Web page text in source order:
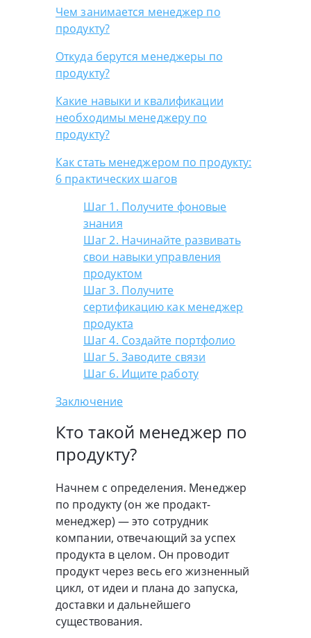
Чем занимается менеджер по
продукту?
Откуда берутся менеджеры по
продукту?
Какие навыки и квалификации
необходимы менеджеру по
продукту?
Как стать менеджером по продукту:
6 практических шагов
Шаг 1. Получите фоновые
знания
Шаг 2. Начинайте развивать
свои навыки управления
продуктом
Шаг 3. Получите
сертификацию как менеджер
продукта
Шаг 4. Создайте портфолио
Шаг 5. Заводите связи
Шаг 6. Ищите работу
Заключение
Кто такой менеджер по
продукту?
Начнем с определения. Менеджер
по продукту (он же продакт-
менеджер) — это сотрудник
компании, отвечающий за успех
продукта в целом. Он проводит
продукт через весь его жизненный
цикл, от идеи и плана до запуска,
доставки и дальнейшего
существования.